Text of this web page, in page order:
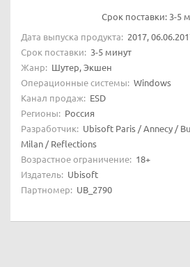
Срок поставки: 3-5
Дата выпуска продукта: 2017,
Срок поставки: 3-5 минут
Жанр: Шутер, Экшен
Операционные системы: Windows
Канал продаж: ESD
Регионы: Россия
Разработчик: Ubisoft Paris / Annecy /
Milan / Reflections
Возрастное ограничение: 18+
Издатель: Ubisoft
Партномер: UB_2790